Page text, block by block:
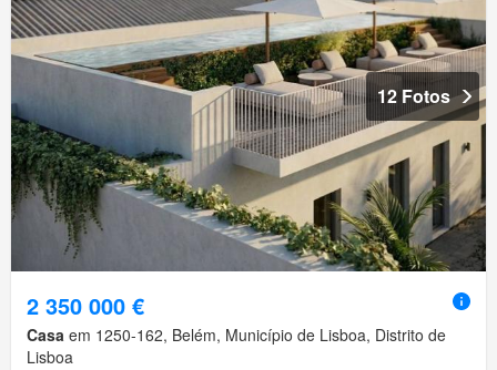
12 Fotos
2 350 000 €
Casa em 1250-162, Belém, Município de Lisboa, Distrito de
Lisboa